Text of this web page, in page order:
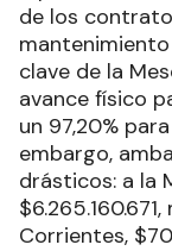
de los
mantenimiento
clave de la
avance físico
un 97,20%
embargo,
drásticos: a la
Corrientes,